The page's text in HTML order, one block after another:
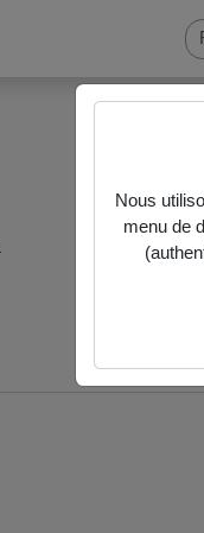
Nous
menu de